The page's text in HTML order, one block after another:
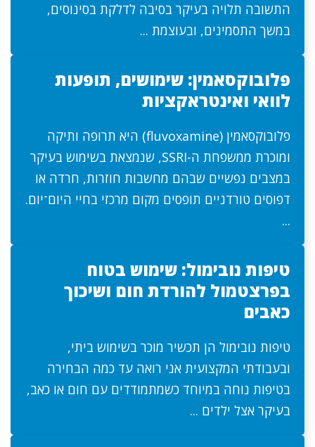
התשובה תלויה בעיקר בסיבה לדלקת בסינוסים,
במשך התסמינים, ובעוצמת ...
פלובוקסאמין: שימושים, תופעות
לוואי ואינטראקציות
פלובוקסאמין (fluvoxamine) היא תרופה ותיקה
ומוכרת ממשפחת ה-SSRI, שנמצאת בשימוש בעיקר
במצבים נפשיים שבהם מחשבות חוזרות, חרדה או
דפוסים טורדניים תופסים מקום מרכזי בחיי היום־יום.
...
טיפות נובימול: שימוש בטוח
בפרצטמול להורדת חום ושיכוך
כאבים
טיפות נובימול הן תכשיר מוכר בשימוש ביתי,
ובעבודתי המקצועית אני רואה עד כמה הבחירה
בטיפות נוחה במיוחד כשמתמודדים עם חום או כאב,
בעיקר אצל ילדים ...